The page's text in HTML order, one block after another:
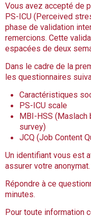
Vous avez accepté de
PS-ICU (Perceived
phase de validation
remercions. Cette
espacées de deux
Dans le cadre de la
les questionnaires
Caractéristiques
PS-ICU scale
MBI-HSS (Maslach
survey)
JCQ (Job Content
Un identifiant vous est
assurer votre anonymat.
Répondre à ce
minutes.
Pour toute information